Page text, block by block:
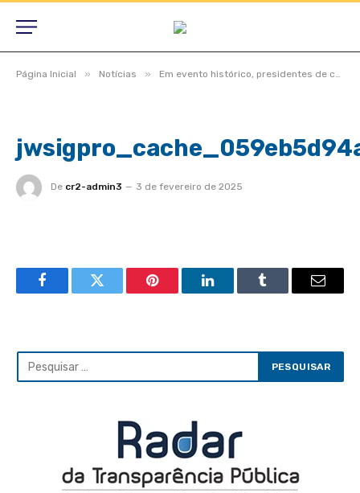
Página Inicial » Notícias » Em evento histórico, presidentes de câmaras lotam auditório do TCE-MT para primeira edição do Interage 2023
De cr2-admin3 3 de fevereiro de 2025
FacebookTwitter Pinterest LinkedInTumblr Email